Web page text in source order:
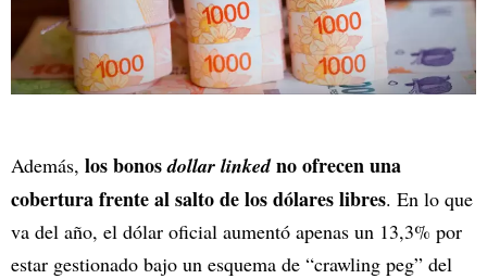
Además, los bonosdollar linkedno ofrecen una
cobertura frente al salto de los dólares libres. En lo que
va del año, el dólar oficial aumentó apenas un 13,3% por
estar gestionado bajo un esquema de “crawling peg” del